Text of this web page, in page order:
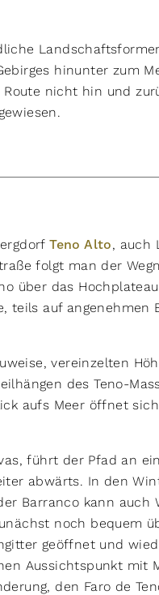
hinunter zum
nicht hin und
Teno Alto, auch
folgt man der
über das
teils auf angenehmen
vereinzelten
des Teno-
aufs Meer öffnet
führt der Pfad an
abwärts. In den
Barranco kann auch
noch bequem
geöffnet und
Aussichtspunkt mit
den Faro de